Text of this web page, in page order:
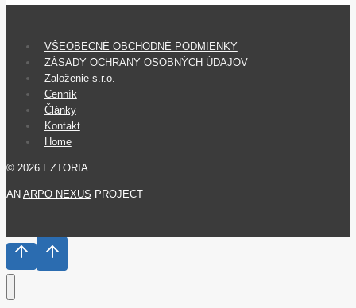
Estónsku
vs.
Slovensku
VŠEOBECNÉ OBCHODNÉ PODMIENKY
ZÁSADY OCHRANY OSOBNÝCH ÚDAJOV
Založenie s.r.o.
Cenník
Články
Kontakt
Home
© 2026 EZTORIA
AN ARPO NEXUS PROJECT